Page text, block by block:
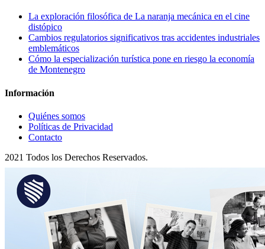
La exploración filosófica de La naranja mecánica en el cine
distópico
Cambios regulatorios significativos tras accidentes industriales
emblemáticos
Cómo la especialización turística pone en riesgo la economía
de Montenegro
Información
Quiénes somos
Políticas de Privacidad
Contacto
2021 Todos los Derechos Reservados.